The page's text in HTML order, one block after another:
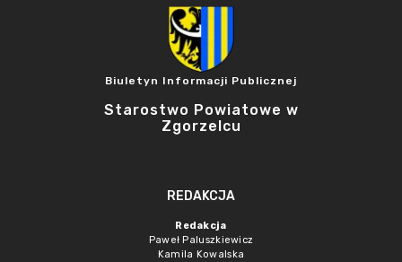
Biuletyn Informacji Publicznej
Starostwo Powiatowe w
Zgorzelcu
REDAKCJA
Redakcja
Paweł Paluszkiewicz
Kamila Kowalska